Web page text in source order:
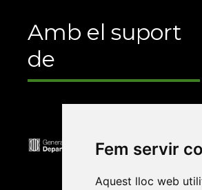
Fem servir
Aquest lloc web
Amb el suport
de